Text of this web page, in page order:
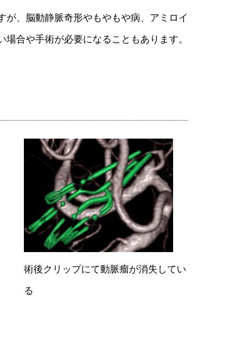
、脳動静脈奇形やもやもや病、アミロイ
合や手術が必要になることもあります。
術後クリップにて動脈瘤が消失してい
る